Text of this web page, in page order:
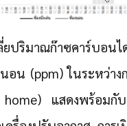
ปริมาณก๊าซคาร์บอนไ
อน (ppm) ในระหว่า
แสดงพร้อมกับช่